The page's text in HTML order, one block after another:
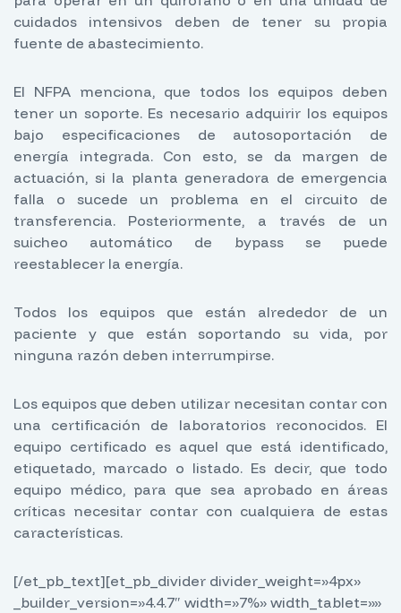
cuidados intensivos deben de tener su propia
fuente de abastecimiento.
El NFPA menciona, que todos los equipos deben
tener un soporte. Es necesario adquirir los equipos
bajo especificaciones de autosoportación de
energía integrada. Con esto, se da margen de
actuación, si la planta generadora de emergencia
falla o sucede un problema en el circuito de
transferencia. Posteriormente, a través de un
suicheo automático de bypass se puede
reestablecer la energía.
Todos los equipos que están alrededor de un
paciente y que están soportando su vida, por
ninguna razón deben interrumpirse.
Los equipos que deben utilizar necesitan contar con
una certificación de laboratorios reconocidos. El
equipo certificado es aquel que está identificado,
etiquetado, marcado o listado. Es decir, que todo
equipo médico, para que sea aprobado en áreas
críticas necesitar contar con cualquiera de estas
características.
[/et_pb_text][et_pb_divider divider_weight=»4px»
_builder_version=»4.4.7″ width=»7%» width_tablet=»»